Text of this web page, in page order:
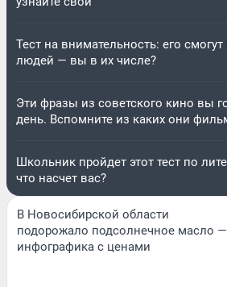
Тест на внимательность: его
людей — вы в их числе?
Эти фразы из советского кино вы
день. Вспомните из каких они
Школьник пройдет этот тест по
что насчет вас?
В Новосибирской области
подорожало подсолнечное масло —
инфографика с ценами